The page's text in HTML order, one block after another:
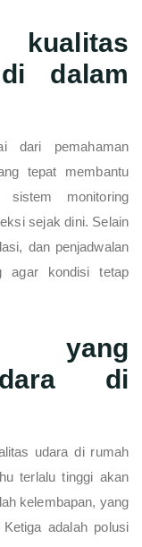
kualitas
dalam
dari pemahaman
tepat membantu
sistem monitoring
sejak dini. Selain
dan penjadwalan
agar kondisi tetap
yang
di
udara di rumah
terlalu tinggi akan
kelembapan, yang
adalah polusi